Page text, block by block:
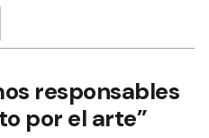
responsables
por el arte”